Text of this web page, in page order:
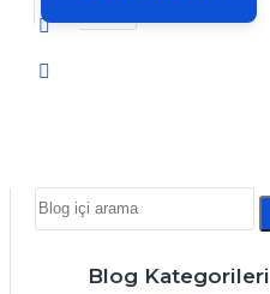
Blog Kategorileri